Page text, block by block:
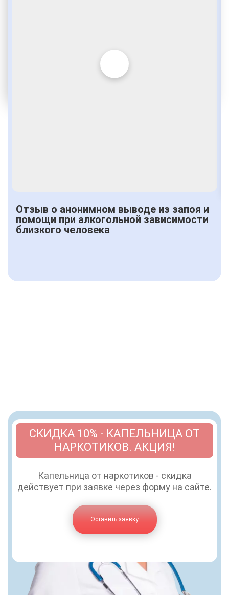
Отзыв о анонимном выводе из запоя и
помощи при алкогольной зависимости
близкого человека
СКИДКА 10% - КАПЕЛЬНИЦА ОТ
НАРКОТИКОВ. АКЦИЯ!
Капельница от наркотиков - скидка
действует при заявке через форму на сайте.
Оставить заявку